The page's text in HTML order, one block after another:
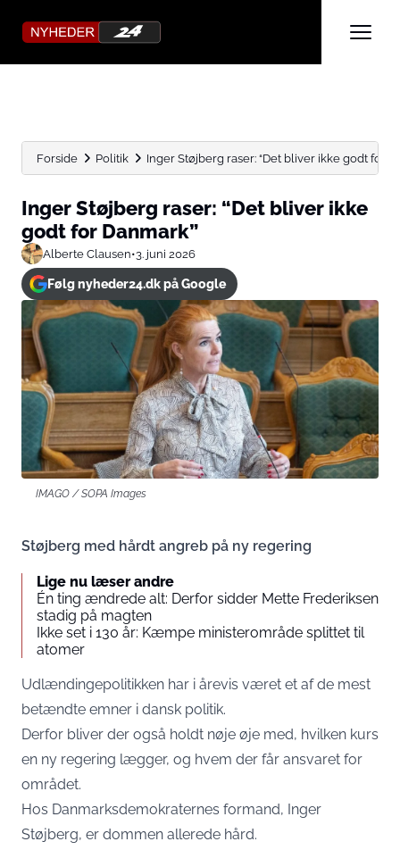
Forside Politik Inger Støjberg raser: “Det bliver ikke godt for
Inger Støjberg raser: “Det bliver ikke
godt for Danmark”
Alberte Clausen•3. juni 2026
Følg nyheder24.dk på Google
IMAGO / SOPA Images
Støjberg med hårdt angreb på ny regering
Lige nu læser andre
Én ting ændrede alt: Derfor sidder Mette Frederiksen
stadig på magten
Ikke set i 130 år: Kæmpe ministerområde splittet til
atomer
Udlændingepolitikken har i årevis været et af de mest
betændte emner i dansk politik.
Derfor bliver der også holdt nøje øje med, hvilken kurs
en ny regering lægger, og hvem der får ansvaret for
området.
Hos Danmarksdemokraternes formand, Inger
Støjberg, er dommen allerede hård.